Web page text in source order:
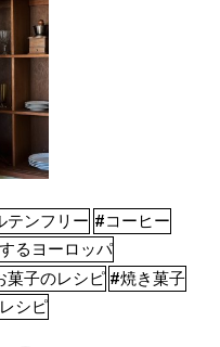
テンフリー #コーヒー
るヨーロッパ
菓子のレシピ #焼き菓子
シピ